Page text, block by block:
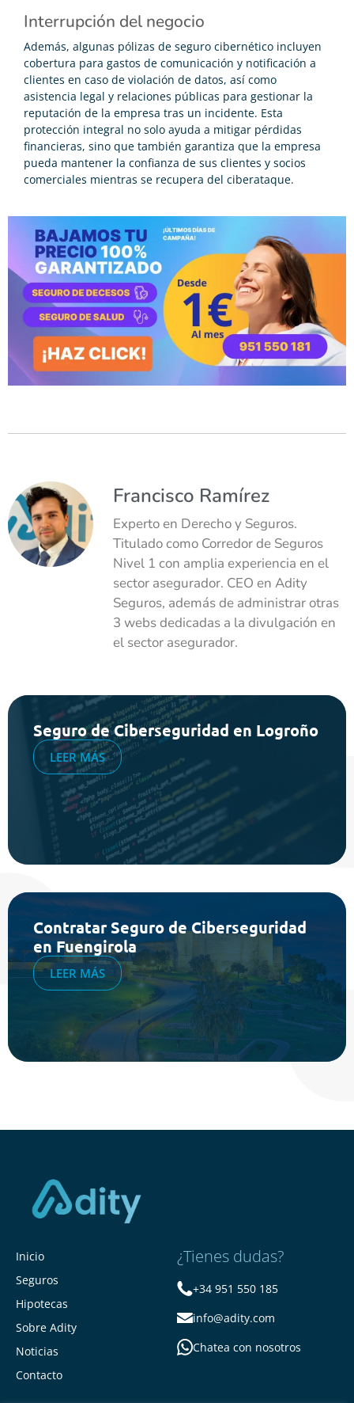
Interrupción del negocio
Además, algunas pólizas de seguro cibernético incluyen
cobertura para gastos de comunicación y notificación a
clientes en caso de violación de datos, así como
asistencia legal y relaciones públicas para gestionar la
reputación de la empresa tras un incidente. Esta
protección integral no solo ayuda a mitigar pérdidas
financieras, sino que también garantiza que la empresa
pueda mantener la confianza de sus clientes y socios
comerciales mientras se recupera del ciberataque.
Francisco Ramírez
Experto en Derecho y Seguros.
Titulado como Corredor de Seguros
Nivel 1 con amplia experiencia en el
sector asegurador. CEO en Adity
Seguros, además de administrar otras
3 webs dedicadas a la divulgación en
el sector asegurador.
Seguro de Ciberseguridad en Logroño
LEER MÁS
Contratar Seguro de Ciberseguridad
en Fuengirola
LEER MÁS
Inicio
Seguros
Hipotecas
Sobre Adity
Noticias
Contacto
¿Tienes dudas?
+34 951 550 185
info@adity.com
Chatea con nosotros